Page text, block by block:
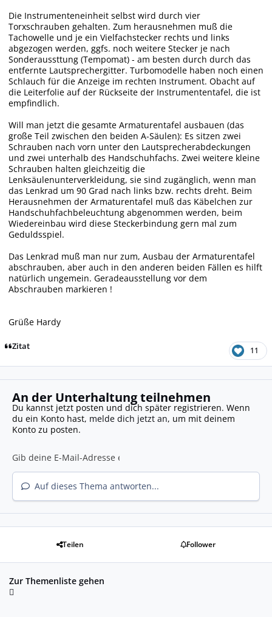
Die Instrumenteneinheit selbst wird durch vier
Torxschrauben gehalten. Zum herausnehmen muß die
Tachowelle und je ein Vielfachstecker rechts und links
abgezogen werden, ggfs. noch weitere Stecker je nach
Sonderaussttung (Tempomat) - am besten durch durch das
entfernte Lautsprechergitter. Turbomodelle haben noch einen
Schlauch für die Anzeige im rechten Instrument. Obacht auf
die Leiterfolie auf der Rückseite der Instrumententafel, die ist
empfindlich.
Will man jetzt die gesamte Armaturentafel ausbauen (das
große Teil zwischen den beiden A-Säulen): Es sitzen zwei
Schrauben nach vorn unter den Lautsprecherabdeckungen
und zwei unterhalb des Handschuhfachs. Zwei weitere kleine
Schrauben halten gleichzeitig die
Lenksäulenunterverkleidung, sie sind zugänglich, wenn man
das Lenkrad um 90 Grad nach links bzw. rechts dreht. Beim
Herausnehmen der Armaturentafel muß das Käbelchen zur
Handschuhfachbeleuchtung abgenommen werden, beim
Wiedereinbau wird diese Steckerbindung gern mal zum
Geduldsspiel.
Das Lenkrad muß man nur zum, Ausbau der Armaturentafel
abschrauben, aber auch in den anderen beiden Fällen es hilft
natürlich ungemein. Geradeausstellung vor dem
Abschrauben markieren !
Grüße Hardy
Zitat 11
An der Unterhaltung teilnehmen
Du kannst jetzt posten und dich später registrieren. Wenn
du ein Konto hast, melde dich jetzt an, um mit deinem
Konto zu posten.
Auf dieses Thema antworten...
Teilen Follower
Zur Themenliste gehen